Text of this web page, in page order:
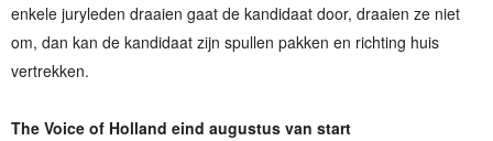
enkele juryleden draaien gaat de kandidaat door, draaien ze niet
om, dan kan de kandidaat zijn spullen pakken en richting huis
vertrekken.
The Voice of Holland eind augustus van start